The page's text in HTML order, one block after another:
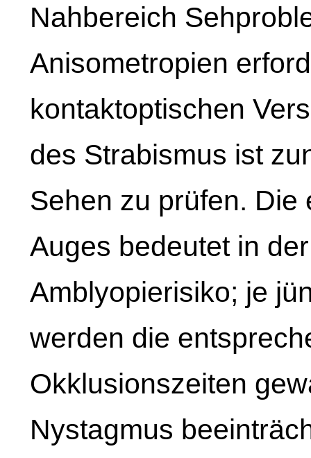
Nahbereich
Anisometropien
kontaktoptischen
des Strabismus ist
Sehen zu prüfen.
Auges bedeutet in
Amblyopierisiko; je
werden die
Okklusionszeiten
Nystagmus